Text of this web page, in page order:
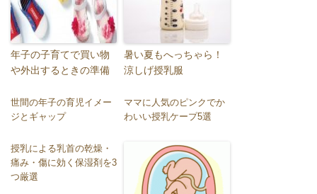
年子の子育てで買い物
や外出するときの準備
暑い夏もへっちゃら！
涼しげ授乳服
世間の年子の育児イメー
ジとギャップ
ママに人気のピンクでか
わいい授乳ケープ5選
授乳による乳首の乾燥・
痛み・傷に効く保湿剤を3
つ厳選